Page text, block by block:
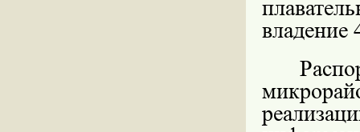
владение